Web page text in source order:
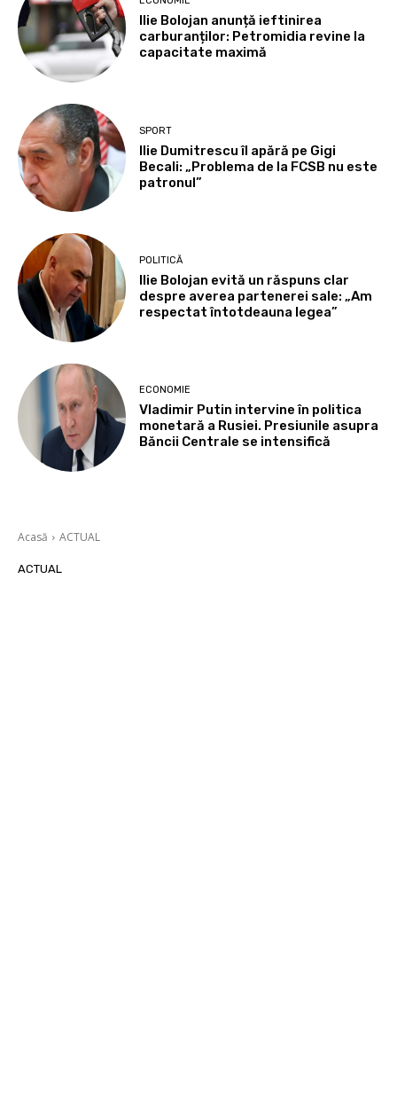
Ilie Bolojan anunță ieftinirea
carburanților: Petromidia revine la
capacitate maximă
SPORT
Ilie Dumitrescu îl apără pe Gigi
Becali: „Problema de la FCSB nu este
patronul”
POLITICĂ
Ilie Bolojan evită un răspuns clar
despre averea partenerei sale: „Am
respectat întotdeauna legea”
ECONOMIE
Vladimir Putin intervine în politica
monetară a Rusiei. Presiunile asupra
Băncii Centrale se intensifică